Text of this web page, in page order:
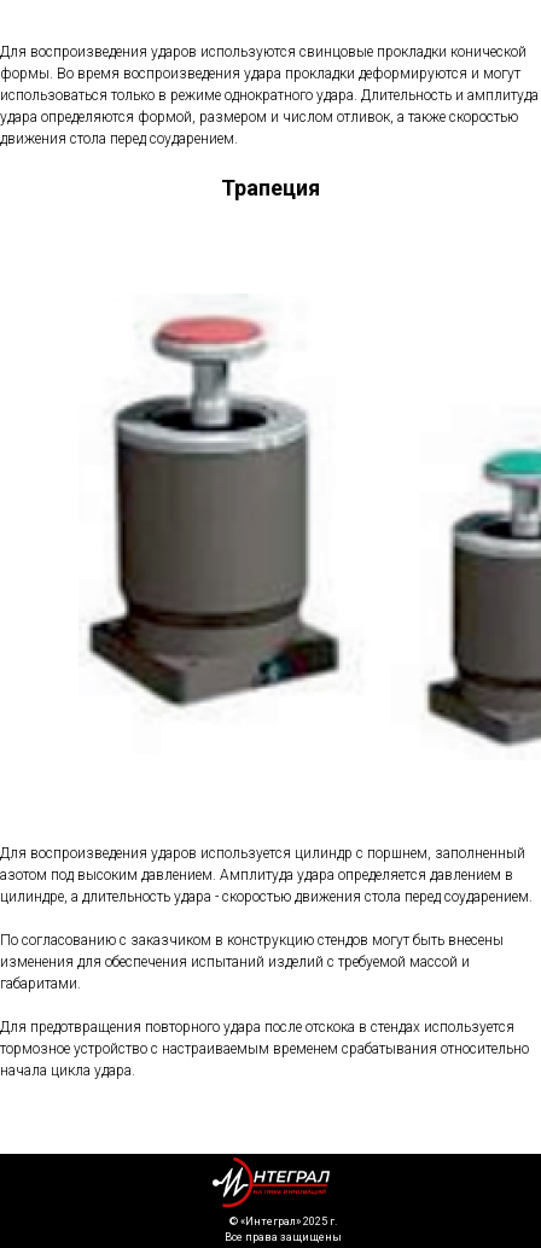
Для воспроизведения ударов используются свинцовые прокладки конической
формы. Во время воспроизведения удара прокладки деформируются и могут
использоваться только в режиме однократного удара. Длительность и амплитуда
удара определяются формой, размером и числом отливок, а также скоростью
движения стола перед соударением.
Трапеция
Для воспроизведения ударов используется цилиндр с поршнем, заполненный
азотом под высоким давлением. Амплитуда удара определяется давлением в
цилиндре, а длительность удара - скоростью движения стола перед соударением.
По согласованию с заказчиком в конструкцию стендов могут быть внесены
изменения для обеспечения испытаний изделий с требуемой массой и
габаритами.
Для предотвращения повторного удара после отскока в стендах используется
тормозное устройство с настраиваемым временем срабатывания относительно
начала цикла удара.
©️ «Интеграл» 2025 г.
Все права защищены